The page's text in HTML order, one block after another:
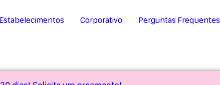
Estabelecimentos Corporativo Perguntas Frequentes